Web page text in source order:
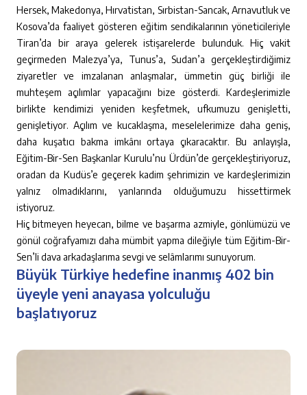
Büyük Türkiye hedefine inanmış 402 bin
üyeyle yeni anayasa yolculuğu
başlatıyoruz
Hersek, Makedonya, Hırvatistan, Sırbistan-Sancak, Arnavutluk ve
Kosova’da faaliyet gösteren eğitim sendikalarının yöneticileriyle
Tiran’da bir araya gelerek istişarelerde bulunduk. Hiç vakit
geçirmeden Malezya’ya, Tunus’a, Sudan’a gerçekleştirdiğimiz
ziyaretler ve imzalanan anlaşmalar, ümmetin güç birliği ile
muhteşem açılımlar yapacağını bize gösterdi. Kardeşlerimizle
birlikte kendimizi yeniden keşfetmek, ufkumuzu genişletti,
genişletiyor. Açılım ve kucaklaşma, meselelerimize daha geniş,
daha kuşatıcı bakma imkânı ortaya çıkaracaktır. Bu anlayışla,
Eğitim-Bir-Sen Başkanlar Kurulu’nu Ürdün’de gerçekleştiriyoruz,
oradan da Kudüs’e geçerek kadim şehrimizin ve kardeşlerimizin
yalnız olmadıklarını, yanlarında olduğumuzu hissettirmek
istiyoruz.
Hiç bitmeyen heyecan, bilme ve başarma azmiyle, gönlümüzü ve
gönül coğrafyamızı daha mümbit yapma dileğiyle tüm Eğitim-Bir-
Sen’li dava arkadaşlarıma sevgi ve selâmlarımı sunuyorum.